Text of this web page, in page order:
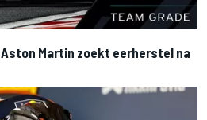
Martin zoekt eerherstel na